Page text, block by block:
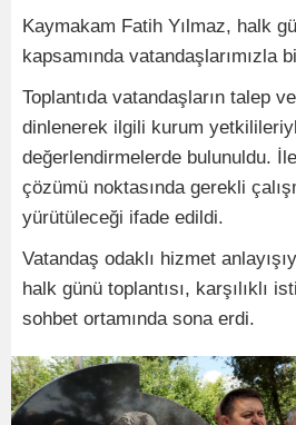
Kaymakam Fatih Yılmaz, halk
kapsamında vatandaşlarımızla
Toplantıda vatandaşların talep
dinlenerek ilgili kurum
değerlendirmelerde bulunuldu.
çözümü noktasında gerekli
yürütüleceği ifade edildi.
Vatandaş odaklı hizmet
halk günü toplantısı, karşılıklı
sohbet ortamında sona erdi.